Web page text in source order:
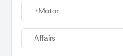
+Motor
Affairs